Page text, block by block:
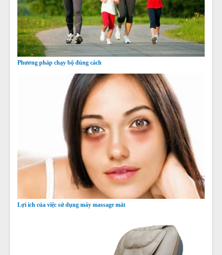
Phương pháp chạy bộ đúng cách
Lợi ích của việc sử dụng máy massage mắt